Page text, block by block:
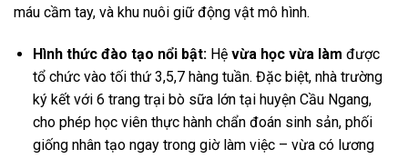
máu cầm tay, và khu nuôi giữ động vật mô hình.
Hình thức đào tạo nổi bật:Hệ vừa học vừa làm được
tổ chức vào tối thứ 3,5,7 hàng tuần. Đặc biệt, nhà trường
ký kết với 6 trang trại bò sữa lớn tại huyện Cầu Ngang,
cho phép học viên thực hành chẩn đoán sinh sản, phối
giống nhân tạo ngay trong giờ làm việc – vừa có lương